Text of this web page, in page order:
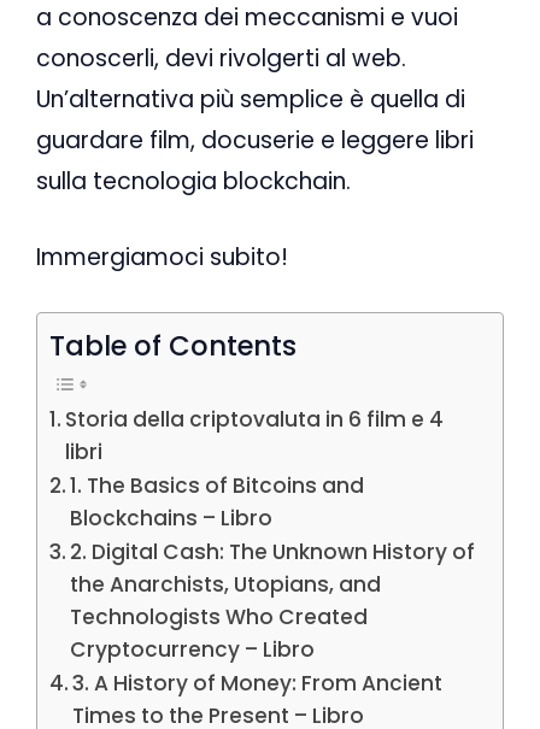
a conoscenza dei meccanismi e vuoi
conoscerli, devi rivolgerti al web.
Un’alternativa più semplice è quella di
guardare film, docuserie e leggere libri
sulla tecnologia blockchain.
Immergiamoci subito!
Table of Contents
Storia della criptovaluta in 6 film e 4
libri
1. The Basics of Bitcoins and
Blockchains – Libro
2. Digital Cash: The Unknown History of
the Anarchists, Utopians, and
Technologists Who Created
Cryptocurrency – Libro
3. A History of Money: From Ancient
Times to the Present – Libro